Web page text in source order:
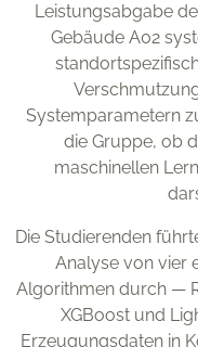
Leistungsabgabe
Gebäude A02
Systemparametern
die Gruppe, ob
maschinellen
Die Studierenden
Analyse von vier
Algorithmen durch —
XGBoost und
Erzeugungsdaten in